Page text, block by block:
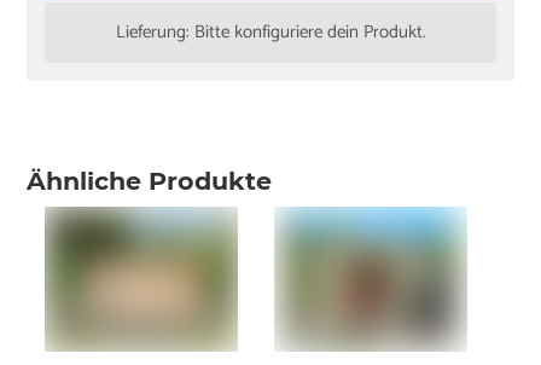
Lieferung: Bitte konfiguriere dein Produkt.
Ähnliche Produkte